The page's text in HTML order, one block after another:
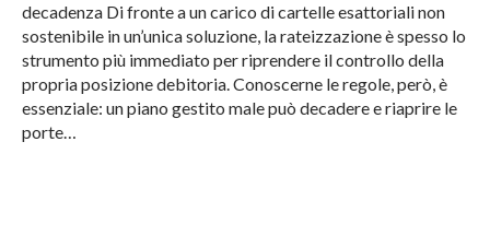
decadenza Di fronte a un carico di cartelle esattoriali non
sostenibile in un’unica soluzione, la rateizzazione è spesso lo
strumento più immediato per riprendere il controllo della
propria posizione debitoria. Conoscerne le regole, però, è
essenziale: un piano gestito male può decadere e riaprire le
porte…